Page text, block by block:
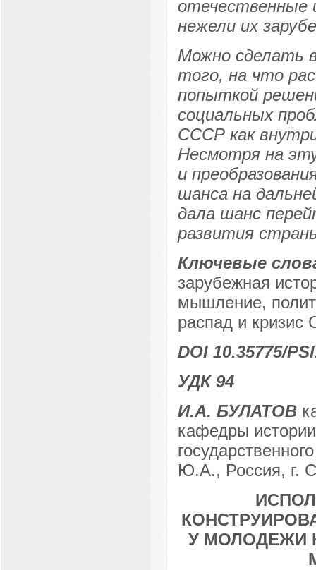
отечественные
нежели их
Можно сделать
того, на что
попыткой
социальных
СССР как
Несмотря на
и
шанса на
дала шанс
развития
Ключевые
зарубежная
мышление,
распад и
DOI 10.35775/
УДК 94
И.А. БУЛАТОВ
кафедры истории
Ю.А., Россия, г.
У МОЛОДЕЖИ